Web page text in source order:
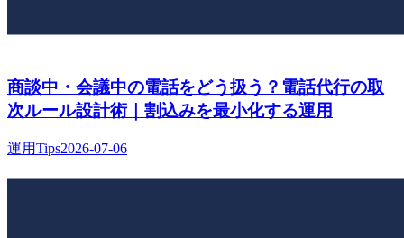
商談中・会議中の電話をどう扱う？電話代行の取
次ルール設計術｜割込みを最小化する運用
運用Tips2026-07-06